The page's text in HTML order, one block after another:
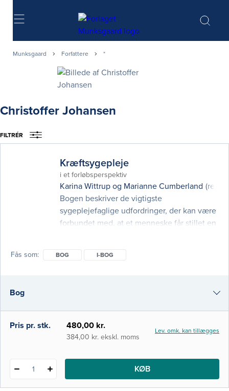
Søg
Munksgaard Forfattere *
Christoffer Johansen
FILTRÉR
Kræftsygepleje
i et forløbsperspektiv
Karina Wittrup og Marianne Cumberland (red.)
Bogen beskriver de vigtigste
sygeplejefaglige udfordringer, der kan være
forbundet med, at et menneske får stillet en
udkom første gang i 2014. De seneste årtier
udfordringer, som bogen analyse
Fås som BOG I-BOG
Bog
i-bog
Pris pr. stk. 480,00 kr.
384,00 kr. ekskl. moms
Lev. omk. kan tillægges
1 KØB